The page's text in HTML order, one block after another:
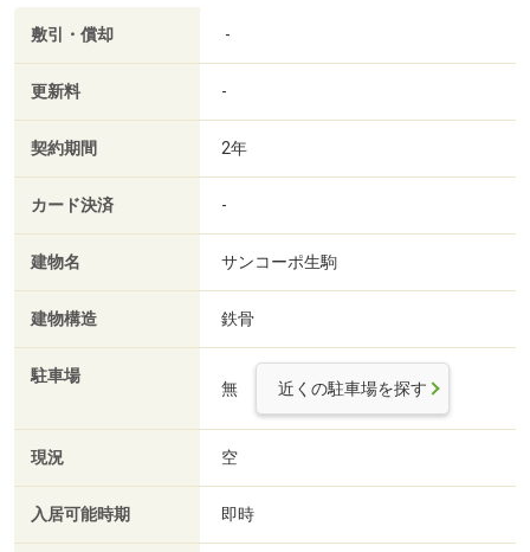
敷引・償却 -
更新料 -
契約期間 2年
カード決済 -
建物名 サンコーポ生駒
建物構造 鉄骨
駐車場
無 近くの駐車場を探す
現況 空
入居可能時期 即時